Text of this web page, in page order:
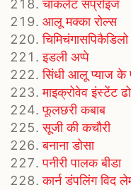
चाकलेट सर्प्राइज
आलू मक्का रोल्स
चिमिचंगासपिकैडिलो
इडली अप्पे
सिंधी आलू प्याज के
माइक्रोवेव इंस्टेंट
फूलछरी कबाब
सूजी की कचौरी
बनाना डोसा
पनीरी पालक बीडा
कार्न डंपलिंग विद